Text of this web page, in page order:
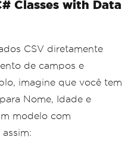
Classes with Data
CSV diretamente
de campos e
imagine que você tem
Nome, Idade e
modelo com